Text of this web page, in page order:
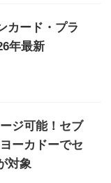
カード・プラ
年最新
ジ可能！セブ
ーカドーでセ
対象